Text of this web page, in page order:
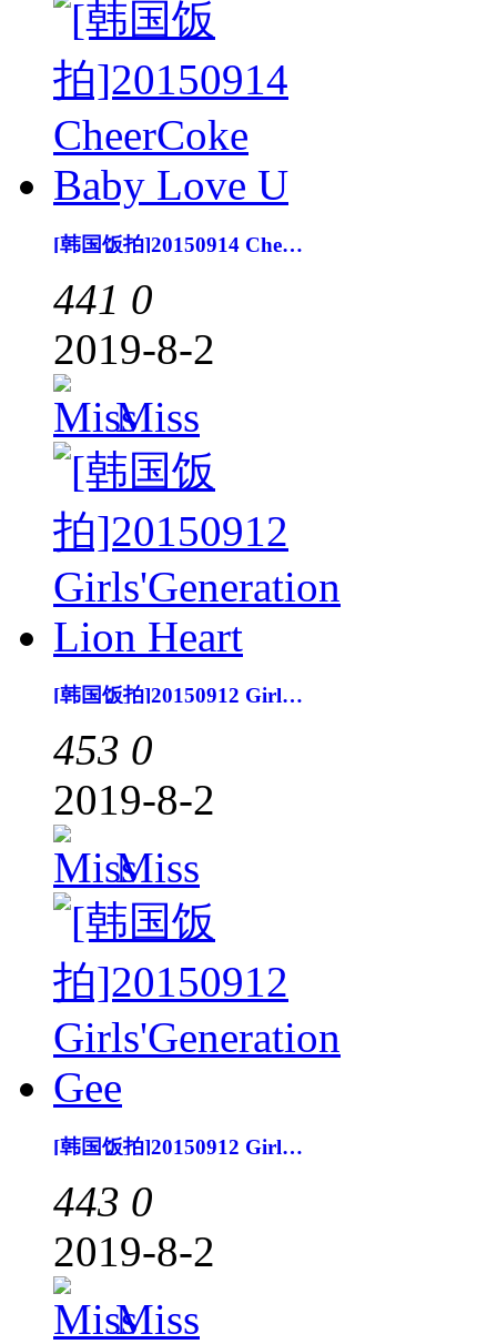
[韩国饭拍]20150914 CheerCoke Baby Love U
441 0
2019-8-2
Miss
[韩国饭拍]20150912 Girls'Generation Lion Heart
453 0
2019-8-2
Miss
[韩国饭拍]20150912 Girls'Generation Gee
443 0
2019-8-2
Miss